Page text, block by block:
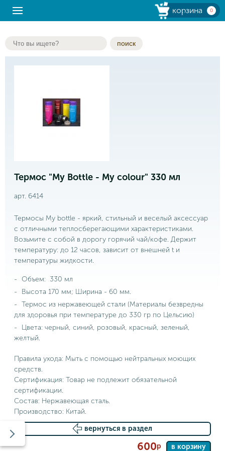
корзина 0
поиск
Термос "My Bottle - My colour" 330 мл
арт. 6414
Термосы My bottle - яркий, стильный и веселый аксессуар
с отличными теплосберегающими характеристиками.
Возьмите с собой в дорогу горячий чай/кофе. Держит
температуру: до 12 часов, зависит от внешней t и
температуры жидкости.
Объем: 330 мл
Высота 170 мм; Ширина - 60 мм.
Термос из нержавеющей стали (Материалы безвредны
для здоровья при температуре до 330 гр по Цельсию)
Цвета: черный, синий, розовый, красный, зеленый,
желтый.
Правила ухода: Мыть с помощью нейтральных моющих
средств.
Сертификация: Товар не подлежит обязательной
сертификации.
Состав: Нержавеющая сталь.
Производство: Китай.
вернуться в раздел
600р в корзину